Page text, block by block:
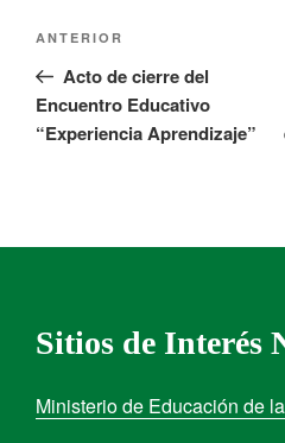
ANTERIOR
Acto de cierre del
Encuentro Educativo
“Experiencia Aprendizaje”
Sitios de Interés
Ministerio de Educación de